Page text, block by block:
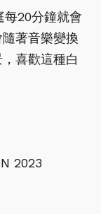
20分鐘就會
著音樂變換
喜歡這種白
2023